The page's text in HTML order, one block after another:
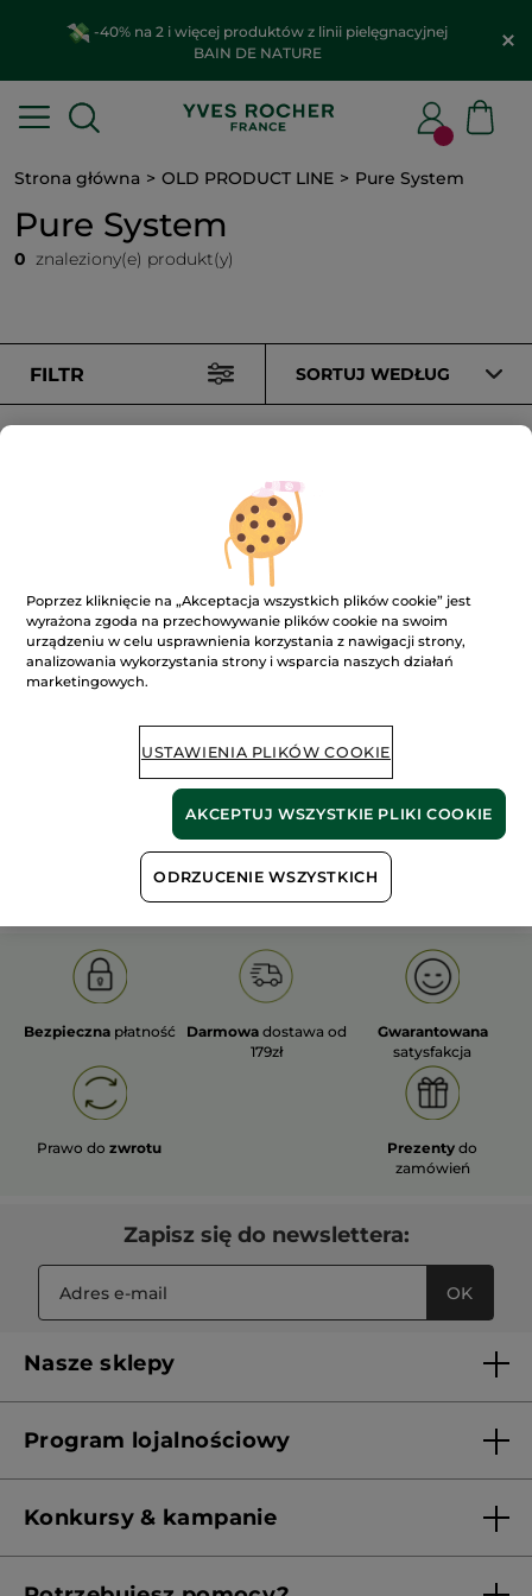
-40% na 2 i więcej produktów z linii pielęgnacyjnej
BAIN DE NATURE
Strona główna OLD PRODUCT LINE Pure System
Pure System
0 znaleziony(e) produkt(y)
FILTR SORTUJ WEDŁUG
100%ekstrakty
60 hektarów
Pokaż więcej
OLD PRODUCT LINE LES DEODORANTS NAT.
Bezpieczna płatność Darmowa dostawa od
179zł
Gwarantowana
satysfakcja
Prawo dozwrotu Prezenty do
zamówień
Zapisz się do newslettera:
OK
Nasze sklepy
Franczyza
Program lojalnościowy
Konkursy & kampanie
Poprzez kliknięcie na „Akceptacja wszystkich plików cookie” jest
wyrażona zgoda na przechowywanie plików cookie na swoim
urządzeniu w celu usprawnienia korzystania z nawigacji strony,
analizowania wykorzystania strony i wsparcia naszych działań
marketingowych.
USTAWIENIA PLIKÓW COOKIE
ODRZUCENIE WSZYSTKICH
AKCEPTUJ WSZYSTKIE PLIKI COOKIE